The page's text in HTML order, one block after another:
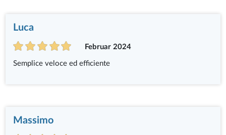
Luca
Februar 2024
Semplice veloce ed efficiente
Massimo